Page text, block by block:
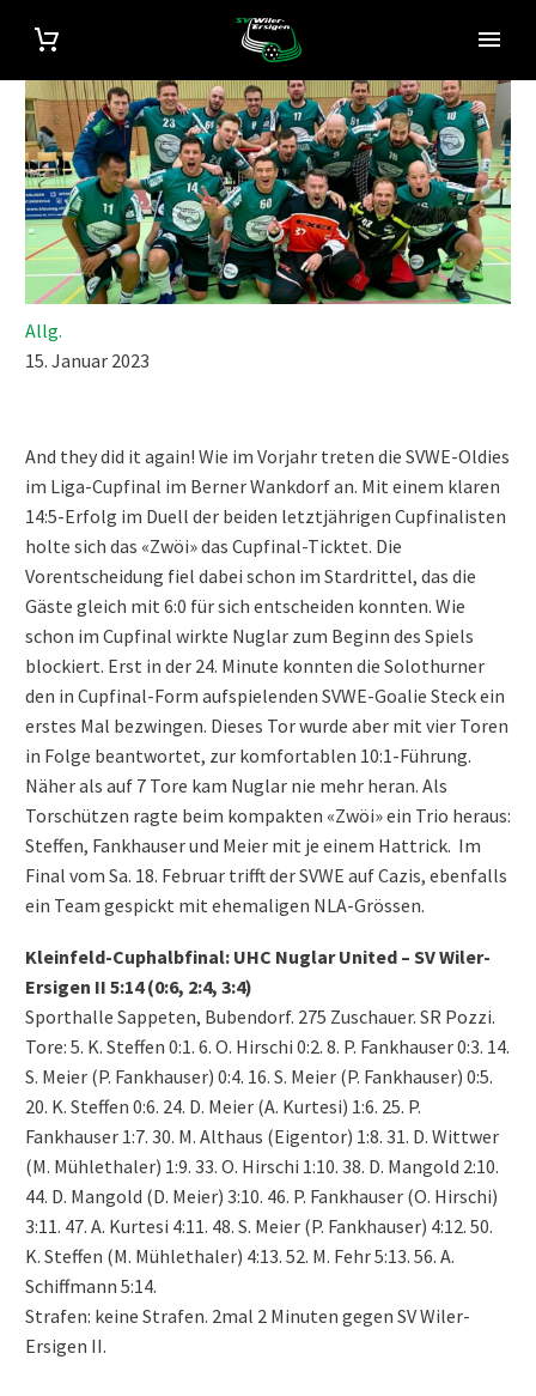
Allg.
15. Januar 2023
And they did it again! Wie im Vorjahr treten die SVWE-Oldies
im Liga-Cupfinal im Berner Wankdorf an. Mit einem klaren
14:5-Erfolg im Duell der beiden letztjährigen Cupfinalisten
holte sich das «Zwöi» das Cupfinal-Ticktet. Die
Vorentscheidung fiel dabei schon im Stardrittel, das die
Gäste gleich mit 6:0 für sich entscheiden konnten. Wie
schon im Cupfinal wirkte Nuglar zum Beginn des Spiels
blockiert. Erst in der 24. Minute konnten die Solothurner
den in Cupfinal-Form aufspielenden SVWE-Goalie Steck ein
erstes Mal bezwingen. Dieses Tor wurde aber mit vier Toren
in Folge beantwortet, zur komfortablen 10:1-Führung.
Näher als auf 7 Tore kam Nuglar nie mehr heran. Als
Torschützen ragte beim kompakten «Zwöi» ein Trio heraus:
Steffen, Fankhauser und Meier mit je einem Hattrick. Im
Final vom Sa. 18. Februar trifft der SVWE auf Cazis, ebenfalls
ein Team gespickt mit ehemaligen NLA-Grössen.
Kleinfeld-Cuphalbfinal: UHC Nuglar United – SV Wiler-
Ersigen II 5:14 (0:6, 2:4, 3:4)
Sporthalle Sappeten, Bubendorf. 275 Zuschauer. SR Pozzi.
Tore: 5. K. Steffen 0:1. 6. O. Hirschi 0:2. 8. P. Fankhauser 0:3. 14.
S. Meier (P. Fankhauser) 0:4. 16. S. Meier (P. Fankhauser) 0:5.
20. K. Steffen 0:6. 24. D. Meier (A. Kurtesi) 1:6. 25. P.
Fankhauser 1:7. 30. M. Althaus (Eigentor) 1:8. 31. D. Wittwer
(M. Mühlethaler) 1:9. 33. O. Hirschi 1:10. 38. D. Mangold 2:10.
44. D. Mangold (D. Meier) 3:10. 46. P. Fankhauser (O. Hirschi)
3:11. 47. A. Kurtesi 4:11. 48. S. Meier (P. Fankhauser) 4:12. 50.
K. Steffen (M. Mühlethaler) 4:13. 52. M. Fehr 5:13. 56. A.
Schiffmann 5:14.
Strafen: keine Strafen. 2mal 2 Minuten gegen SV Wiler-
Ersigen II.